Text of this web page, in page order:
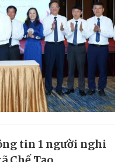
tin 1 người nghi